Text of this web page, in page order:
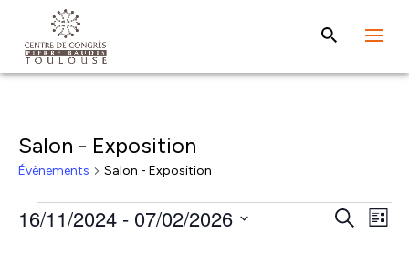
Salon - Exposition
Évènements Salon - Exposition
Évènements Recherche
Liste
16/11/2024 - 07/02/2026